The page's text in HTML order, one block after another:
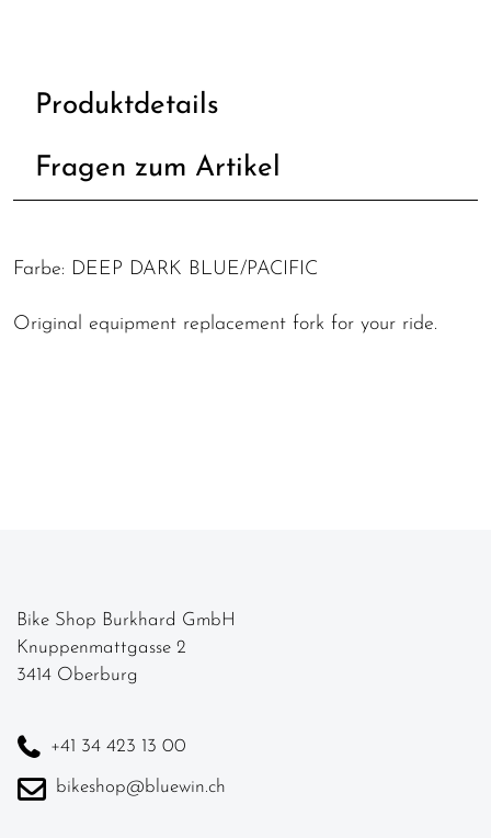
Produktdetails
Fragen zum Artikel
Farbe: DEEP DARK BLUE/PACIFIC
Original equipment replacement fork for your ride.
Bike Shop Burkhard GmbH
Knuppenmattgasse 2
3414 Oberburg
+41 34 423 13 00
bikeshop@bluewin.ch